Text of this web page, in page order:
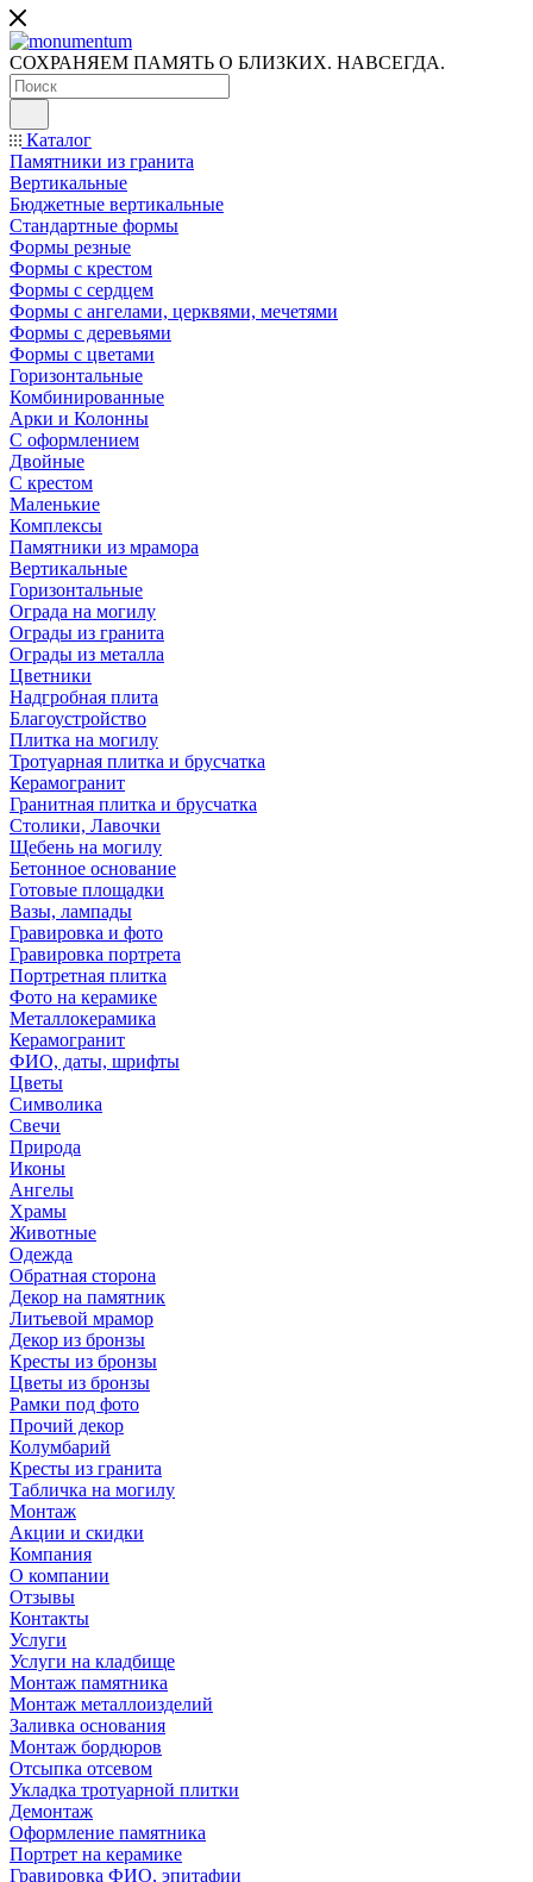
СОХРАНЯЕМ ПАМЯТЬ О БЛИЗКИХ. НАВСЕГДА.
Каталог
Памятники из гранита
Вертикальные
Бюджетные вертикальные
Стандартные формы
Формы резные
Формы с крестом
Формы с сердцем
Формы с ангелами, церквями, мечетями
Формы с деревьями
Формы с цветами
Горизонтальные
Комбинированные
Арки и Колонны
С оформлением
Двойные
С крестом
Маленькие
Комплексы
Памятники из мрамора
Вертикальные
Горизонтальные
Ограда на могилу
Ограды из гранита
Ограды из металла
Цветники
Надгробная плита
Благоустройство
Плитка на могилу
Тротуарная плитка и брусчатка
Керамогранит
Гранитная плитка и брусчатка
Столики, Лавочки
Щебень на могилу
Бетонное основание
Готовые площадки
Вазы, лампады
Гравировка и фото
Гравировка портрета
Портретная плитка
Фото на керамике
Металлокерамика
Керамогранит
ФИО, даты, шрифты
Цветы
Символика
Свечи
Природа
Иконы
Ангелы
Храмы
Животные
Одежда
Обратная сторона
Декор на памятник
Литьевой мрамор
Декор из бронзы
Кресты из бронзы
Цветы из бронзы
Рамки под фото
Прочий декор
Колумбарий
Кресты из гранита
Табличка на могилу
Монтаж
Акции и скидки
Компания
О компании
Отзывы
Контакты
Услуги
Услуги на кладбище
Монтаж памятника
Монтаж металлоизделий
Заливка основания
Монтаж бордюров
Отсыпка отсевом
Укладка тротуарной плитки
Демонтаж
Оформление памятника
Портрет на керамике
Гравировка ФИО, эпитафии